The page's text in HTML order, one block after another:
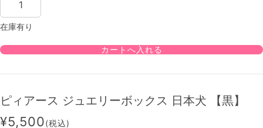
在庫有り
ピィアース ジュエリーボックス 日本犬 【黒】
¥5,500(税込)